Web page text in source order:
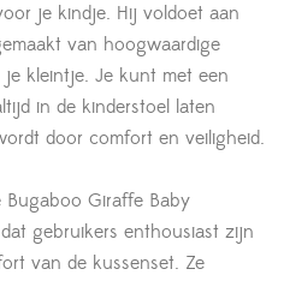
je kindje. Hij voldoet aan
van hoogwaardige
kleintje. Je kunt met een
in de kinderstoel laten
door comfort en veiligheid.
Giraffe Baby
gebruikers enthousiast zijn
van de kussenset. Ze